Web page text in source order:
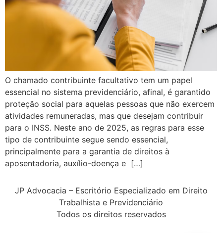
O chamado contribuinte facultativo tem um papel
essencial no sistema previdenciário, afinal, é garantido
proteção social para aquelas pessoas que não exercem
atividades remuneradas, mas que desejam contribuir
para o INSS. Neste ano de 2025, as regras para esse
tipo de contribuinte segue sendo essencial,
principalmente para a garantia de direitos à
aposentadoria, auxílio-doença e […]
JP Advocacia – Escritório Especializado em Direito
Trabalhista e Previdenciário
Todos os direitos reservados